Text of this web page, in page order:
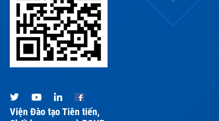
Viện Đào tạo Tiên tiến,